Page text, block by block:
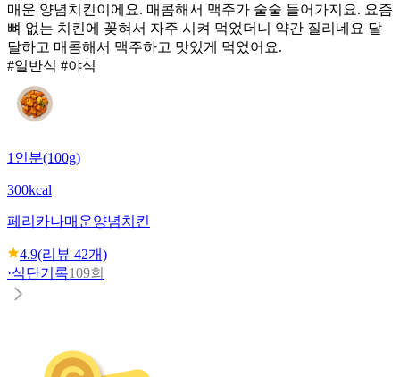
매운 양념치킨이에요. 매콤해서 맥주가 술술 들어가지요. 요즘
뼈 없는 치킨에 꽂혀서 자주 시켜 먹었더니 약간 질리네요 달
달하고 매콤해서 맥주하고 맛있게 먹었어요.
#일반식 #야식
1인분(100g)
300kcal
페리카나매운양념치킨
4.9(리뷰 42개)
·식단기록109회